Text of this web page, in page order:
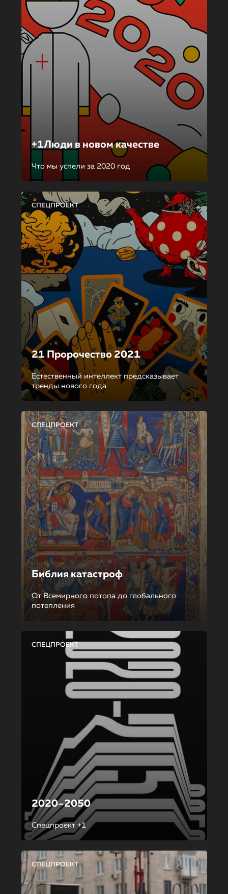
+1Люди в новом качестве
Что мы успели за 2020 год
СПЕЦПРОЕКТ
21 Пророчество 2021
Естественный интеллект предсказывает
тренды нового года
СПЕЦПРОЕКТ
Библия катастроф
От Всемирного потопа до глобального
потепления
СПЕЦПРОЕКТ
2020–2050
Спецпроект +1
СПЕЦПРОЕКТ